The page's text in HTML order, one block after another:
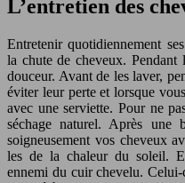
L’entretien des
Entretenir quotidiennement
la chute de cheveux. Pendant
douceur. Avant de les laver,
éviter leur perte et lorsque
avec une serviette. Pour ne
séchage naturel. Après une
soigneusement vos cheveux
les de la chaleur du soleil.
ennemi du cuir chevelu. Celui-